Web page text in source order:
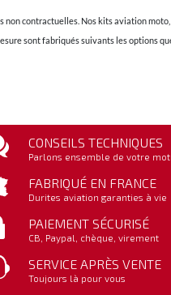
non contractuelles. Nos kits aviation
sont fabriqués suivants les options
CONSEILS TECHNIQUES
Parlons ensemble de votre
FABRIQUÉ EN FRANCE
Durites aviation garanties à vie
PAIEMENT SÉCURISÉ
CB, Paypal, chèque, virement
SERVICE APRÈS VENTE
Toujours là pour vous